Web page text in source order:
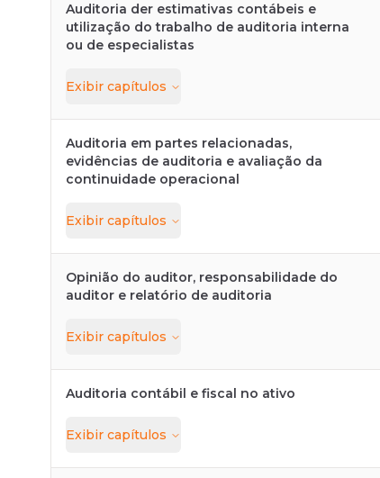
Auditoria der estimativas contábeis e
utilização do trabalho de auditoria interna
ou de especialistas
Exibir capítulos
Auditoria em partes relacionadas,
evidências de auditoria e avaliação da
continuidade operacional
Exibir capítulos
Opinião do auditor, responsabilidade do
auditor e relatório de auditoria
Exibir capítulos
Auditoria contábil e fiscal no ativo
Exibir capítulos